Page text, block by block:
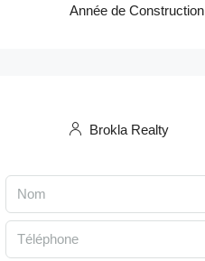
Année de Construction
Brokla Realty